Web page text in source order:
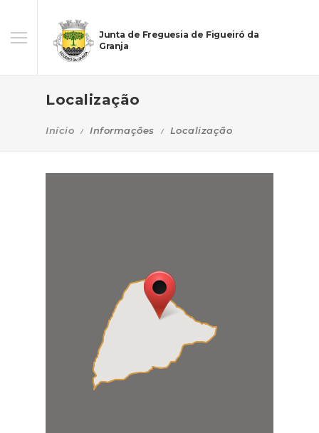
Junta de Freguesia de Figueiró da
Granja
Localização
Início Informações Localização